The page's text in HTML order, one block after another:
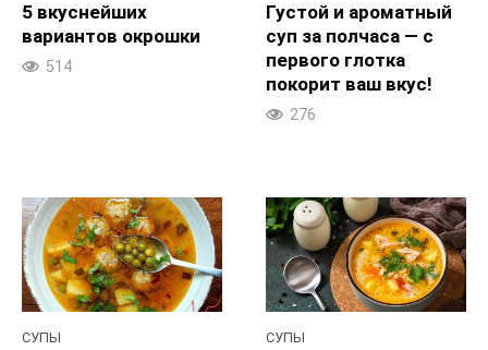
5 вкуснейших
вариантов окрошки
514
Густой и ароматный
суп за полчаса — с
первого глотка
покорит ваш вкус!
276
СУПЫ СУПЫ